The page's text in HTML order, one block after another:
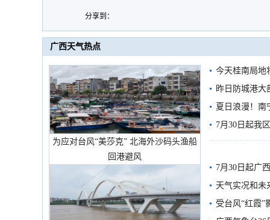
分享到：
广西天气热点
为应对台风“美莎克” 北海外沙码头渔船
回港避风
今天桂南局地
需继续防范
昨日防城港大
雨
夏日浪漫！南
7月30日起我
7月30日起广
天气实况和未
受台风“红霞”